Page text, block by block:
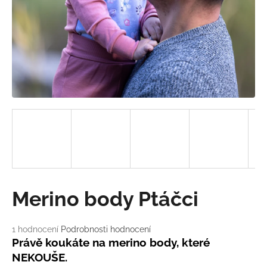
Průměrné
hodnocení
je
1 hodnocení Podrobnosti hodnocení
Merino body Ptáčci
Právě koukáte na merino body, které
NEKOUŠE.
a
í
?
D
o
o
r
u